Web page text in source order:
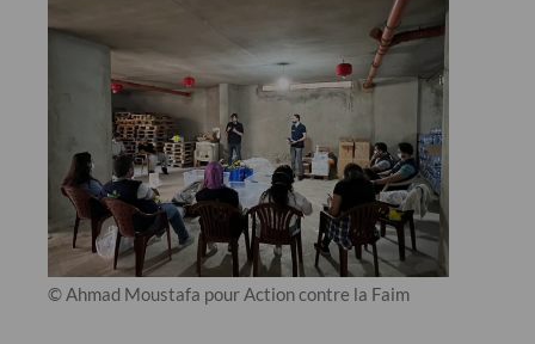
© Ahmad Moustafa pour Action contre la Faim